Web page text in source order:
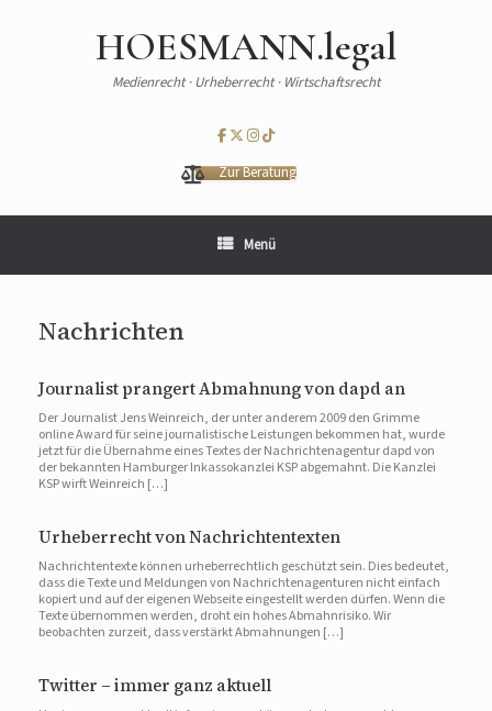
HOESMANN.legal
Medienrecht · Urheberrecht · Wirtschaftsrecht
Zur Beratung
Menü
Nachrichten
Journalist prangert Abmahnung von dapd an
Der Journalist Jens Weinreich, der unter anderem 2009 den Grimme
online Award für seine journalistische Leistungen bekommen hat, wurde
jetzt für die Übernahme eines Textes der Nachrichtenagentur dapd von
der bekannten Hamburger Inkassokanzlei KSP abgemahnt. Die Kanzlei
KSP wirft Weinreich […]
Urheberrecht von Nachrichtentexten
Nachrichtentexte können urheberrechtlich geschützt sein. Dies bedeutet,
dass die Texte und Meldungen von Nachrichtenagenturen nicht einfach
kopiert und auf der eigenen Webseite eingestellt werden dürfen. Wenn die
Texte übernommen werden, droht ein hohes Abmahnrisiko. Wir
beobachten zurzeit, dass verstärkt Abmahnungen […]
Twitter – immer ganz aktuell